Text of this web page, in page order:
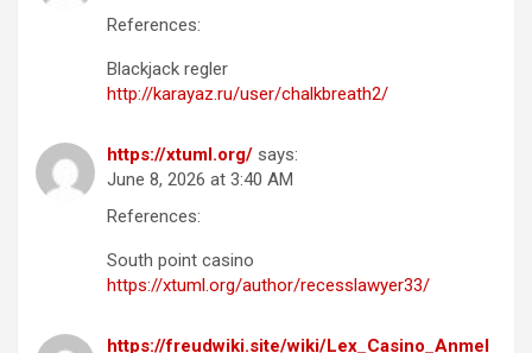
References:
Blackjack regler
http://karayaz.ru/user/chalkbreath2/
https://xtuml.org/ says:
June 8, 2026 at 3:40 AM
References:
South point casino
https://xtuml.org/author/recesslawyer33/
https://freudwiki.site/wiki/Lex_Casino_Anmel